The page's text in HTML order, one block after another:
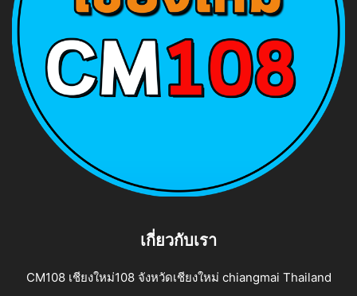
เกี่ยวกับเรา
CM108 เชียงใหม่108 จังหวัดเชียงใหม่ chiangmai Thailand